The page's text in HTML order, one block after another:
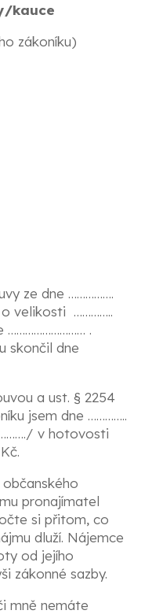
kauce
zákoníku)
ze dne …………….
o velikosti …………..
……………………… .
skončil dne
a ust. § 2254
jsem dne …………..
v hotovosti
pronajímatel
si přitom, co
dluží. Nájemce
od jejího
zákonné sazby.
mně nemáte